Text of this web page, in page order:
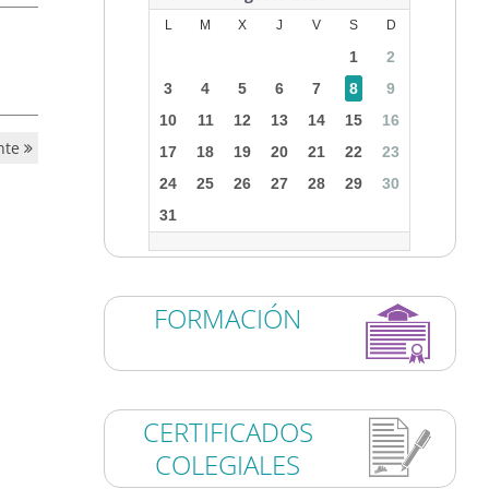
L M X J V S D
1
2
3
4 5 6 7 8
9
10
11 12 13 14 15
16
17
18 19 20 21 22
23
24
25 26 27 28 29
30
31
FORMACIÓN
CERTIFICADOS
COLEGIALES